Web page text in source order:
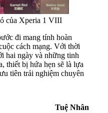
của Xperia 1 VIII
đi mang tính hoàn
cách mạng. Với thời
hai ngày và những tinh
thiết bị hứa hẹn sẽ là lựa
tiên trải nghiệm chuyên
Tuệ Nhân